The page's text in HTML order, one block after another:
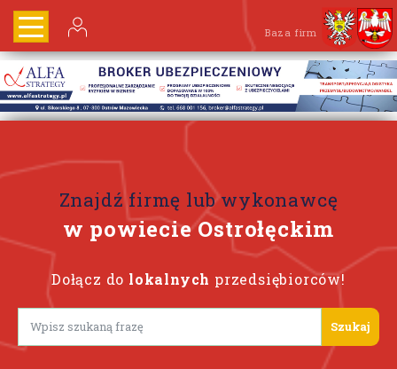
Baza firm
Znajdź firmę lub wykonawcę
w powiecie Ostrołęckim
Dołącz do lokalnych przedsiębiorców!